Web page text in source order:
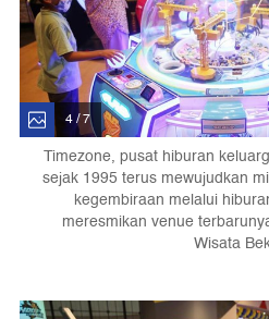
4 / 7
Timezone, pusat hiburan
sejak 1995 terus mewujudkan
kegembiraan melalui
meresmikan venue
Wisata